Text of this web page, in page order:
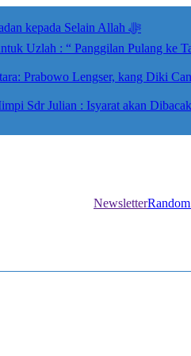
Isyarat Dilarang Menundukkan Badan kepada Selain Allah ﷻ
Uzlah : “ Panggilan Pulang ke
Prabowo Lengser, kang Diki
Sdr Julian : Isyarat akan
Newsletter